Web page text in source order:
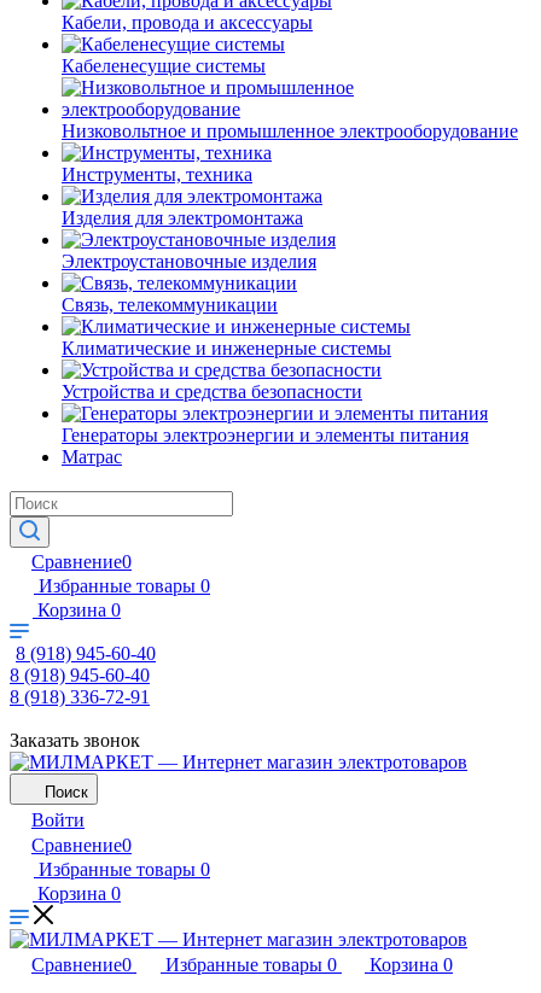
Кабели, провода и аксессуары
Кабеленесущие системы
Низковольтное и промышленное электрооборудование
Инструменты, техника
Изделия для электромонтажа
Электроустановочные изделия
Связь, телекоммуникации
Климатические и инженерные системы
Устройства и средства безопасности
Генераторы электроэнергии и элементы питания
Матрас
Сравнение0
Избранные товары 0
Корзина 0
8 (918) 945-60-40
8 (918) 945-60-40
8 (918) 336-72-91
Заказать звонок
Поиск
Войти
Сравнение0
Избранные товары 0
Корзина 0
Сравнение0 Избранные товары 0 Корзина 0